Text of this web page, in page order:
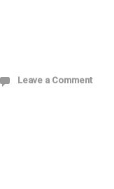
Leave a Comment